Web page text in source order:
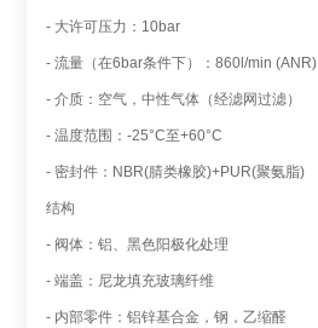
- 大许可压力：10bar
- 流量（在6bar条件下）：860l/min (ANR)
- 介质：空气，中性气体（经滤网过滤）
- 温度范围：-25°C至+60°C
- 密封件：NBR(腈类橡胶)+PUR(聚氨脂)
结构
- 阀体：铝、黑色阳极化处理
- 端盖：尼龙填充玻璃纤维
- 内部零件：铝锌基合金，钢，乙缩醛